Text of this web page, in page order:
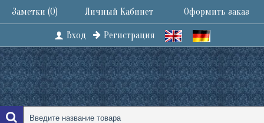
Заметки (0) Личный Кабинет Оформить заказ
Вход Регистрация